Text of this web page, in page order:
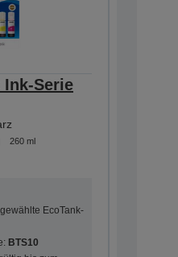
Ink-Serie
260 ml
EcoTank-
BTS10